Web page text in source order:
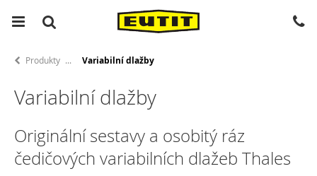
Produkty Variabilní dlažby
Variabilní dlažby
Originální sestavy a osobitý ráz
čedičových variabilních dlažeb Thales